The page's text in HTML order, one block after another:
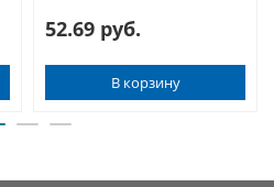
52.69 руб.
В корзину